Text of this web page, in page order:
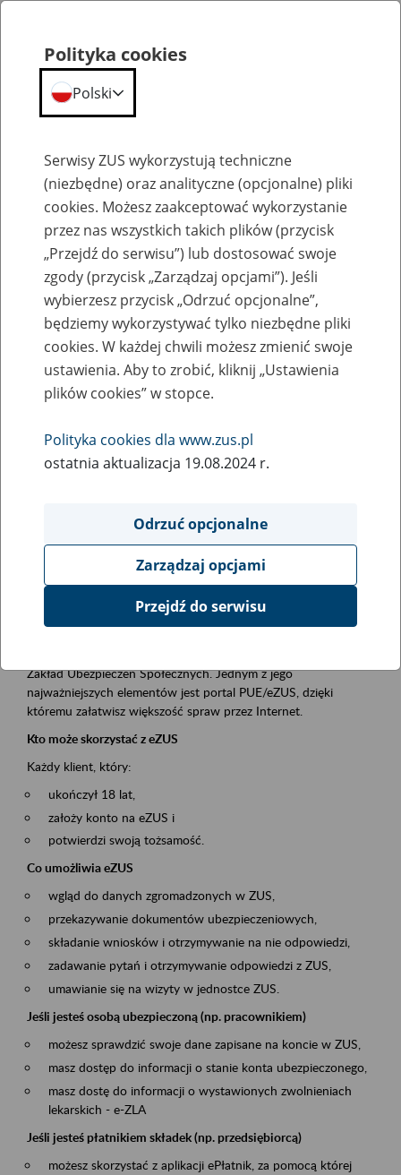
Szkolenia
Zaproś ZUS do siebie - zakładanie profili
eZUS w siedzibie Twojej firmy
Rodzaj wydarzenia
Szkolenia
Obszar merytoryczny
obsługa klientów
Opis wydarzenia
Platforma Usług Elektronicznych ZUS eZUS
Zakład Ubezpieczeń Społecznych. Jednym z jego
najważniejszych elementów jest portal PUE/eZUS, dzięki
któremu załatwisz większość spraw przez Internet.
Kto może skorzystać z eZUS
Każdy klient, który:
ukończył 18 lat,
założy konto na eZUS i
potwierdzi swoją tożsamość.
Co umożliwia eZUS
wgląd do danych zgromadzonych w ZUS,
przekazywanie dokumentów ubezpieczeniowych,
składanie wniosków i otrzymywanie na nie odpowiedzi,
zadawanie pytań i otrzymywanie odpowiedzi z ZUS,
umawianie się na wizyty w jednostce ZUS.
Jeśli jesteś osobą ubezpieczoną (np. pracownikiem)
możesz sprawdzić swoje dane zapisane na koncie w ZUS,
masz dostęp do informacji o stanie konta ubezpieczonego,
masz dostę do informacji o wystawionych zwolnieniach
lekarskich - e-ZLA
Jeśli jesteś płatnikiem składek (np. przedsiębiorcą)
możesz skorzystać z aplikacji ePłatnik, za pomocą której
Polityka cookies
Polski
Serwisy ZUS wykorzystują techniczne
(niezbędne) oraz analityczne (opcjonalne) pliki
cookies. Możesz zaakceptować wykorzystanie
przez nas wszystkich takich plików (przycisk
„Przejdź do serwisu”) lub dostosować swoje
zgody (przycisk „Zarządzaj opcjami”). Jeśli
wybierzesz przycisk „Odrzuć opcjonalne”,
będziemy wykorzystywać tylko niezbędne pliki
cookies. W każdej chwili możesz zmienić swoje
ustawienia. Aby to zrobić, kliknij „Ustawienia
plików cookies” w stopce.
Polityka cookies dla www.zus.pl
ostatnia aktualizacja 19.08.2024 r.
Odrzuć opcjonalne
Zarządzaj opcjami
Przejdź do serwisu